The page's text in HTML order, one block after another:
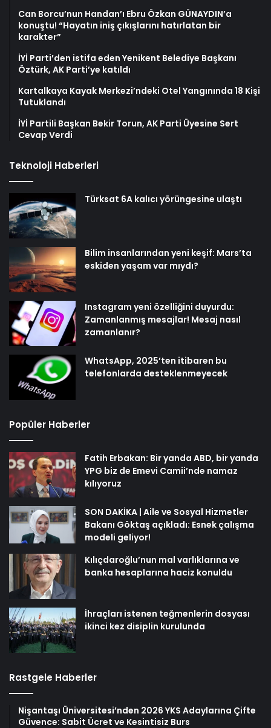
Can Borcu’nun Handan’ı Ebru Özkan GÜNAYDIN’a
konuştu! “Hayatın iniş çıkışlarını hatırlatan bir
karakter”
İYİ Parti’den istifa eden Yenikent Belediye Başkanı
Öztürk, AK Parti’ye katıldı
Kartalkaya Kayak Merkezi’ndeki Otel Yangınında 18 Kişi
Tutuklandı
İYİ Partili Başkan Bekir Torun, AK Parti Üyesine Sert
Cevap Verdi
Teknoloji Haberleri
Türksat 6A kalıcı yörüngesine ulaştı
Bilim insanlarından yeni keşif: Mars’ta
eskiden yaşam var mıydı?
Instagram yeni özelliğini duyurdu:
Zamanlanmış mesajlar! Mesaj nasıl
zamanlanır?
WhatsApp, 2025’ten itibaren bu
telefonlarda desteklenmeyecek
Popüler Haberler
Fatih Erbakan: Bir yanda ABD, bir yanda
YPG biz de Emevi Camii’nde namaz
kılıyoruz
SON DAKİKA | Aile ve Sosyal Hizmetler
Bakanı Göktaş açıkladı: Esnek çalışma
modeli geliyor!
Kılıçdaroğlu’nun mal varlıklarına ve
banka hesaplarına haciz konuldu
İhraçları istenen teğmenlerin dosyası
ikinci kez disiplin kurulunda
Rastgele Haberler
Nişantaşı Üniversitesi’nden 2026 YKS Adaylarına Çifte
Güvence: Sabit Ücret ve Kesintisiz Burs